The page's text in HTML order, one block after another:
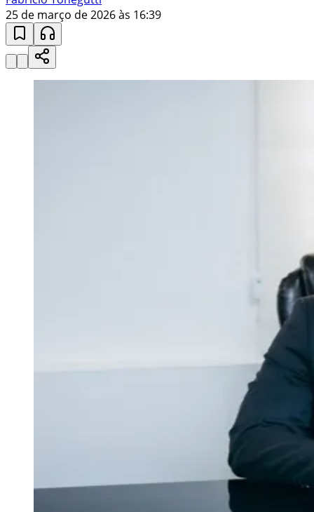
25 de março de 2026 às 16:39